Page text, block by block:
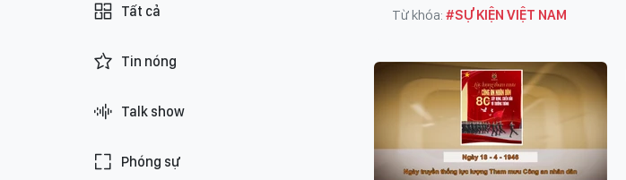
Tất cả
Tin nóng
Talk show
Phóng sự
Từ khóa: #SỰ KIỆN VIỆT NAM